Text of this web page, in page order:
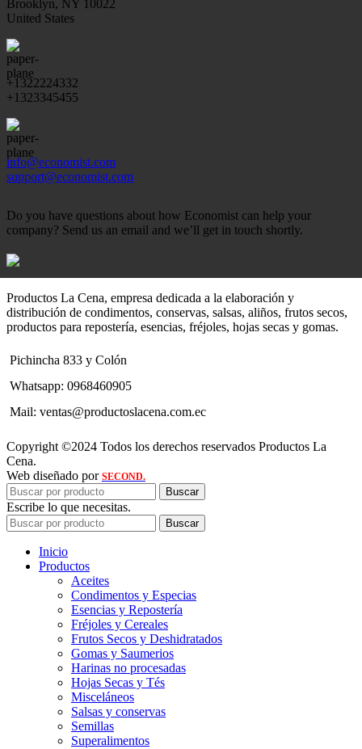
Brooklyn, NY 10022
United States
+1322224332
+1323345455
info@economist.com
support@economist.com
Do you have questions about how Economist can help your
company? Send us an email and we’ll get in touch shortly.
Productos La Cena, empresa dedicada a la elaboración y
distribución de condimentos, conservas, salsas, aliños, frutos secos,
productos para repostería, esencias, fréjoles, hojas secas y gomas.
Pichincha 833 y Colón
Whatsapp: 0968460905
Mail: ventas@productoslacena.com.ec
Copyright ©2024 Todos los derechos reservados Productos La
Cena.
Web diseñado por SECOND.
Buscar
Escribe lo que necesitas.
Buscar
Inicio
Productos
Aceites
Condimentos y Especias
Esencias y Repostería
Fréjoles y Cereales
Frutos Secos y Deshidratados
Gomas y Saumerios
Harinas no procesadas
Hojas Secas y Tés
Misceláneos
Salsas y conservas
Semillas
Superalimentos